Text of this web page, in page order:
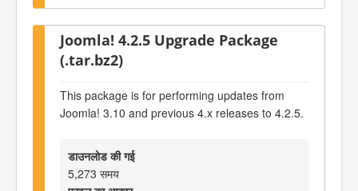
Joomla! 4.2.5 Upgrade Package
(.tar.bz2)
This package is for performing updates from
Joomla! 3.10 and previous 4.x releases to 4.2.5.
डाउनलोड की गई
5,273 समय